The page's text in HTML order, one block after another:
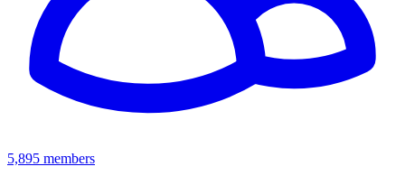
5,895 members